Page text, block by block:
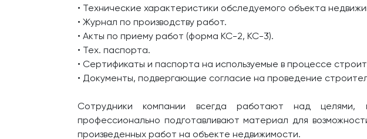
• Технические характеристики обследуемого объекта
• Журнал по производству работ.
• Акты по приему работ (форма КС-2, КС-3).
• Тех. паспорта.
• Сертификаты и паспорта на используемые в процессе
• Документы, подвергающие согласие на проведение
Сотрудники компании всегда работают над целями,
профессионально подготавливают материал для
произведенных работ на объекте недвижимости.